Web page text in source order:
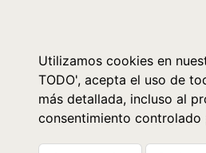
Utilizamos cookies en
TODO', acepta el uso de
más detallada, incluso al
consentimiento controlado